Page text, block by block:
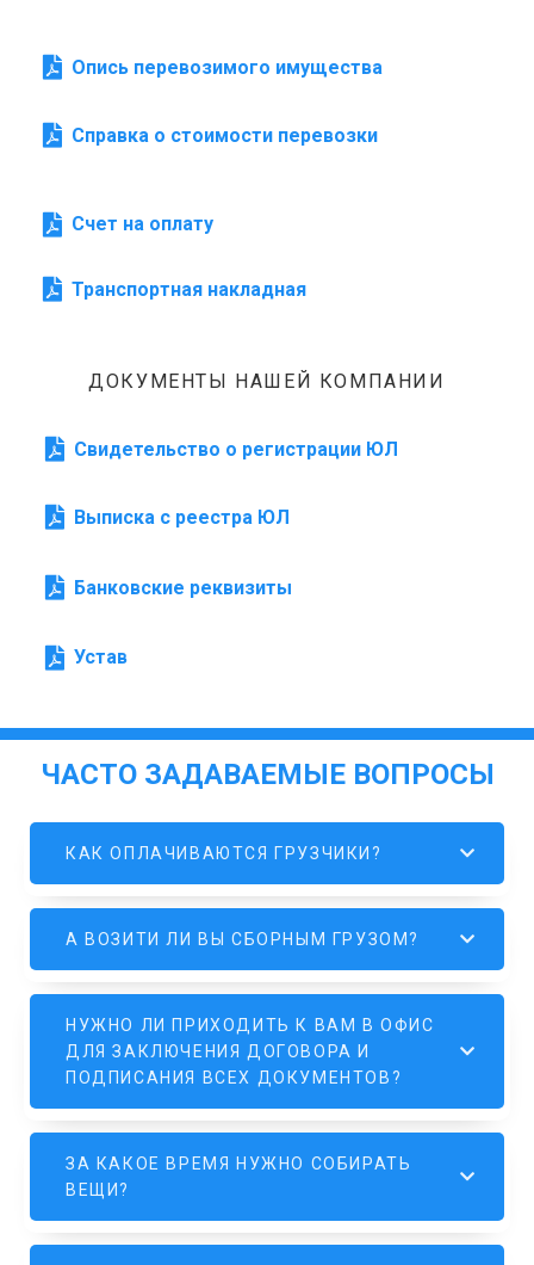
Опись перевозимого имущества
Справка о стоимости перевозки
Счет на оплату
Транспортная накладная
ДОКУМЕНТЫ НАШЕЙ КОМПАНИИ
Свидетельство о регистрации ЮЛ
Выписка с реестра ЮЛ
Банковские реквизиты
Устав
ЧАСТО ЗАДАВАЕМЫЕ ВОПРОСЫ
КАК ОПЛАЧИВАЮТСЯ ГРУЗЧИКИ?
А ВОЗИТИ ЛИ ВЫ СБОРНЫМ ГРУЗОМ?
НУЖНО ЛИ ПРИХОДИТЬ К ВАМ В ОФИС
ДЛЯ ЗАКЛЮЧЕНИЯ ДОГОВОРА И
ПОДПИСАНИЯ ВСЕХ ДОКУМЕНТОВ?
ЗА КАКОЕ ВРЕМЯ НУЖНО СОБИРАТЬ
ВЕЩИ?